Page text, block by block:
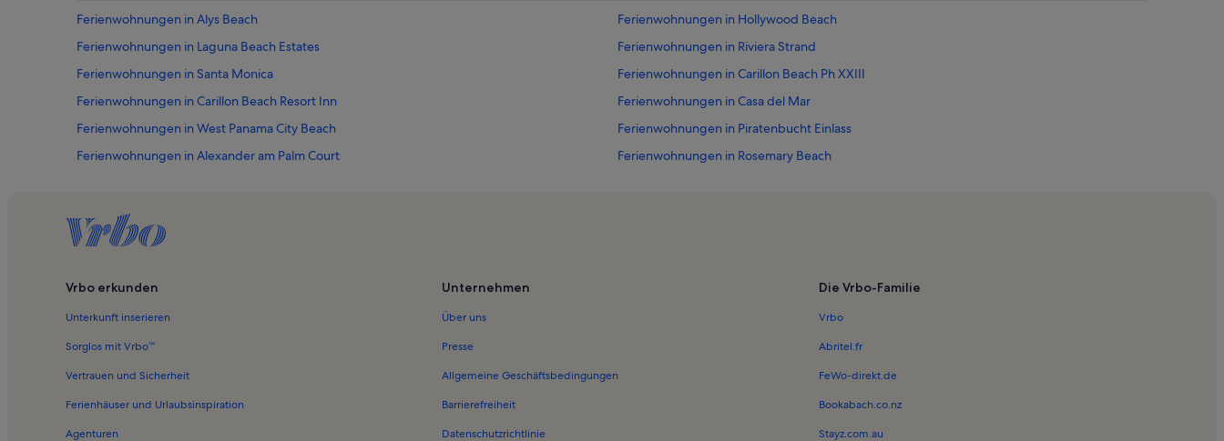
Ferienwohnungen in Alys Beach
Ferienwohnungen in Hollywood Beach
Ferienwohnungen in Laguna Beach Estates
Ferienwohnungen in Riviera Strand
Ferienwohnungen in Santa Monica
Ferienwohnungen in Carillon Beach Ph XXIII
Ferienwohnungen in Carillon Beach Resort Inn
Ferienwohnungen in Casa del Mar
Ferienwohnungen in West Panama City Beach
Ferienwohnungen in Piratenbucht Einlass
Ferienwohnungen in Alexander am Palm Court
Ferienwohnungen in Rosemary Beach
Ferienwohnungen in The Savannah
Ferienwohnungen in Gulf Mist
Ferienwohnungen in Magnolia Cottages am Meer
Ferienwohnungen in Ramsgate By The Sea
Ferienwohnungen in Strandpromenade II
Ferienwohnungen in Die Bungalows in Seagrove
Ferienwohnungen in Die Palmen von Seagrove
Ferienwohnungen in Watersound
Ferienwohnungen in WaterSound Beach
Ferienwohnungen in Seacrest Strand
Vrbo erkunden
Unterkunft inserieren
Sorglos mit Vrbo™
Vertrauen und Sicherheit
Ferienhäuser und Urlaubsinspiration
Agenturen
Unternehmen
Über uns
Presse
Allgemeine Geschäftsbedingungen
Barrierefreiheit
Datenschutzrichtlinie
Die Vrbo-Familie
Vrbo
Abritel.fr
FeWo-direkt.de
Bookabach.co.nz
Stayz.com.au